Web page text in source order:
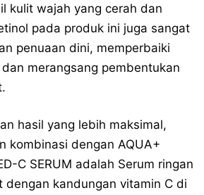
kulit wajah yang cerah dan
pada produk ini juga sangat
penuaan dini, memperbaiki
merangsang pembentukan
hasil yang lebih maksimal,
kombinasi dengan AQUA+
C SERUM adalah Serum ringan
dengan kandungan vitamin C di